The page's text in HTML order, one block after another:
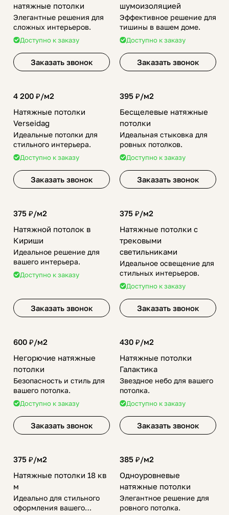
натяжные потолки
Элегантные решения для
сложных интерьеров.
Доступно к заказу
Заказать звонок
шумоизоляцией
Эффективное решение для
тишины в вашем доме.
Доступно к заказу
Заказать звонок
4 200 ₽/м2
Натяжные потолки
Verseidag
Идеальные потолки для
стильного интерьера.
Доступно к заказу
Заказать звонок
395 ₽/м2
Бесщелевые натяжные
потолки
Идеальная стыковка для
ровных потолков.
Доступно к заказу
Заказать звонок
375 ₽/м2
Натяжной потолок в
Кириши
Идеальное решение для
вашего интерьера.
Доступно к заказу
Заказать звонок
375 ₽/м2
Натяжные потолки с
трековыми
светильниками
Идеальное освещение для
стильных интерьеров.
Доступно к заказу
Заказать звонок
600 ₽/м2
Негорючие натяжные
потолки
Безопасность и стиль для
вашего потолка.
Доступно к заказу
Заказать звонок
430 ₽/м2
Натяжные потолки
Галактика
Звездное небо для вашего
потолка.
Доступно к заказу
Заказать звонок
375 ₽/м2
Натяжные потолки 18 кв
м
Идеально для стильного
оформления вашего
385 ₽/м2
Одноуровневые
натяжные потолки
Элегантное решение для
ровного потолка.